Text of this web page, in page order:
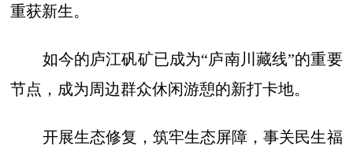
重获新生。
如今的庐江矾矿已成为“庐南川藏线”的重要
节点，成为周边群众休闲游憩的新打卡地。
开展生态修复，筑牢生态屏障，事关民生福